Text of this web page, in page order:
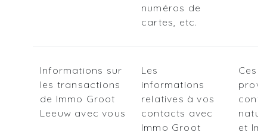
numéros de
cartes, etc.
Informations sur
les transactions
de Immo Groot
Leeuw avec vous
Les
informations
relatives à vos
contacts avec
Immo Groot
Ces
et